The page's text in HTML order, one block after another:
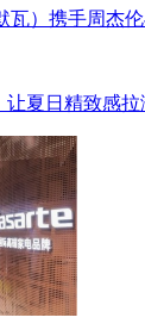
瓦）携手周杰
让夏日精致感拉